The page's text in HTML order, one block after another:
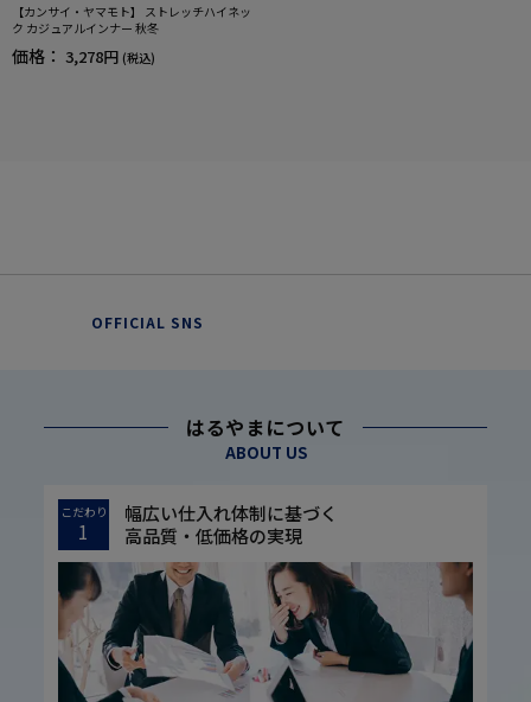
【カンサイ・ヤマモト】 ストレッチハイネッ
ク カジュアルインナー 秋冬
価格： 3,278円 (税込)
OFFICIAL SNS
はるやまについて
ABOUT US
こだわり
1
幅広い仕入れ体制に基づく
高品質・低価格の実現